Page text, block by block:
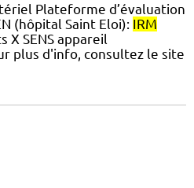
Plateforme d’évaluation
(hôpital Saint Eloi): IRM
X SENS appareil
plus d'info, consultez le site